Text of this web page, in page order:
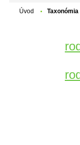
Úvod Taxonómia